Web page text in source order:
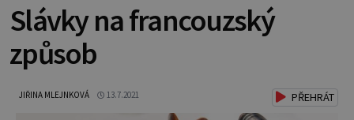
Slávky na francouzský
způsob
JIŘINA MLEJNKOVÁ 13.7.2021 PŘEHRÁT